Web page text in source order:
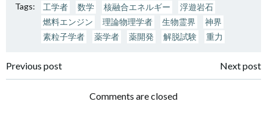
Tags:
工学者
数学 核融合エネルギー
浮遊岩石
燃料エンジン
理論物理学者 生物霊界
神界
素粒子学者
薬学者 薬開発 解脱試験 重力
投
Previous post
稿
Next post
Comments are closed